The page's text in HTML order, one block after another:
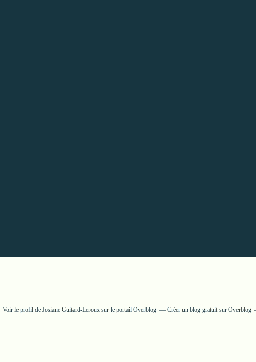
Voir le profil de Josiane Guitard-Lerouxsur le portail Overblog Créer un blog gratuit sur Overblog